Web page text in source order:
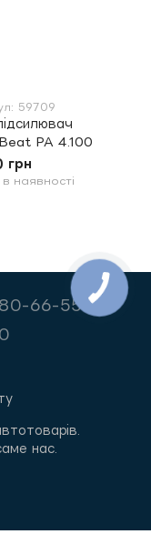
59709
PA 4.100
грн
наявності
66-55
нас.